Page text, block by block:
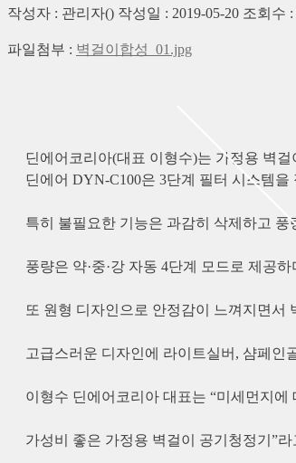
작성자 : 관리자() 작성일 : 2019-05-20 조회수 :
파일첨부 : 벽걸이합성_01.jpg
딘에어코리아(대표 이형수)는 가정용 벽
딘에어 DYN-C100은 3단계 필터 시스템
특히 불필요한 기능은 과감히 삭제하고
풍량은 약·중·강 자동 4단계 모드로 제공
또 원형 디자인으로 안정감이 느껴지면서
고급스러운 디자인에 라이트실버, 샴페인
이형수 딘에어코리아 대표는 “미세먼지
가성비 좋은 가정용 벽걸이 공기청정기”라